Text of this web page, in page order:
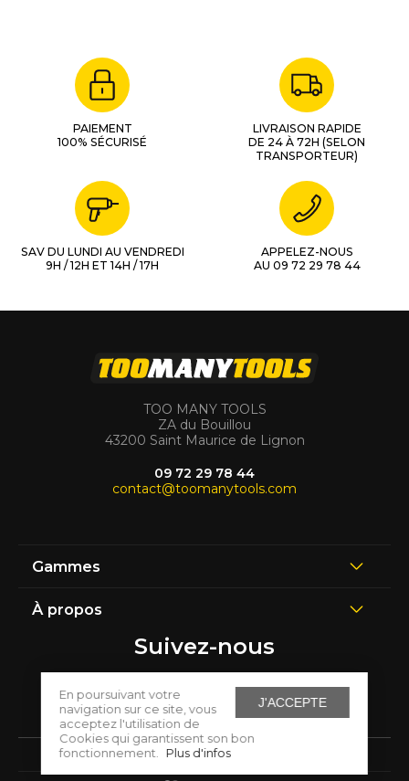
J'ACCEPTE
En poursuivant votre
navigation sur ce site, vous
acceptez l'utilisation de
Cookies qui garantissent son bon
fonctionnement.
Plus d'infos
PAIEMENT
100% SÉCURISÉ
LIVRAISON RAPIDE
DE 24 À 72H (SELON
TRANSPORTEUR)
SAV DU LUNDI AU VENDREDI
9H / 12H ET 14H / 17H
APPELEZ-NOUS
AU 09 72 29 78 44
TOO MANY TOOLS
ZA du Bouillou
43200 Saint Maurice de Lignon
09 72 29 78 44
contact@toomanytools.com
Gammes
À propos
Suivez-nous